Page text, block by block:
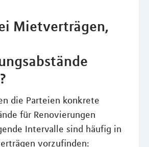
Mietverträgen,
die Parteien konkrete
für Renovierungen
Intervalle sind häufig in
vorzufinden: